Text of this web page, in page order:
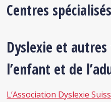
Centres spécialisés
Dyslexie et
l’enfant et de
L‘Association Dyslexie